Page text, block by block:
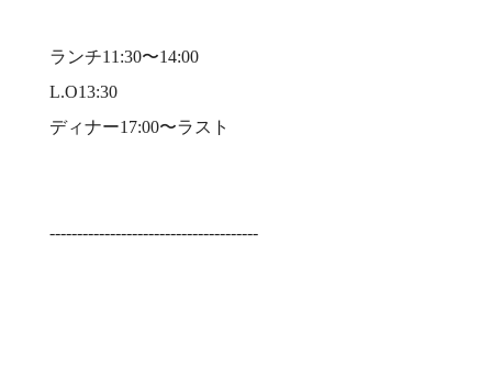
ランチ11:30〜14:00⠀
L.O13:30⠀
ディナー17:00〜ラスト⠀
--------------------------------------⠀